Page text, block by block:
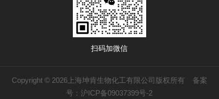
扫码加微信
Copyright © 2026上海坤肯生物化工有限公司版权所有 备案
号：沪ICP备09037399号-2